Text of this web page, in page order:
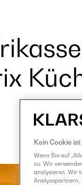
Kein Cookie
Wenn Sie auf
zu. Wir
analysieren. Wir
Analysepartnern,